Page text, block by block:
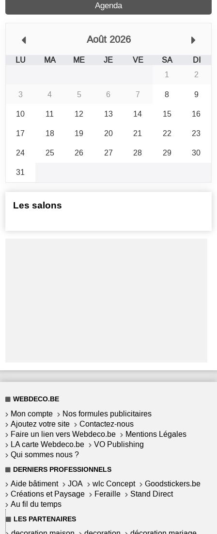
Agenda
Août 2026
LU MA ME JE VE SA
DI
1
2
3
4 5 6 7 8
9
10
11 12 13 14 15
16
17
18 19 20 21 22
23
24
25 26 27 28 29
30
31
Les salons
WEBDECO.BE
Mon compte
Nos formules publicitaires
Ajoutez votre site
Contactez-nous
Faire un lien vers Webdeco.be
Mentions Légales
LA carte Webdeco.be
VO Publishing
Qui sommes nous ?
DERNIERS PROFESSIONNELS
Aide bâtiment JOA wlc Concept
Goodstickers.be
Créations et Paysage
Feraille
Stand Direct
Au fil du temps
LES PARTENAIRES